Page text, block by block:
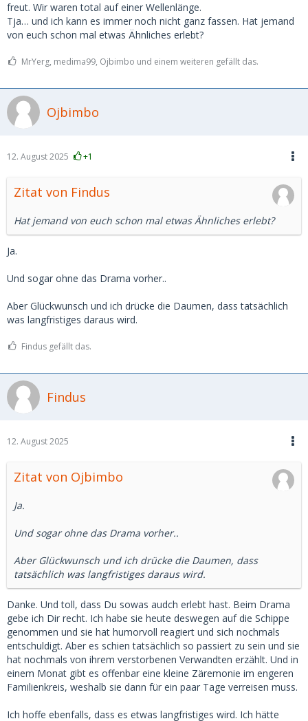
freut. Wir waren total auf einer Wellenlänge.
Tja… und ich kann es immer noch nicht ganz fassen. Hat jemand
von euch schon mal etwas Ähnliches erlebt?
MrYerg, medima99, Ojbimbo und einem weiteren gefällt das.
Ojbimbo
12. August 2025 +1
Zitat von Findus
Hat jemand von euch schon mal etwas Ähnliches erlebt?
Ja.
Und sogar ohne das Drama vorher..
Aber Glückwunsch und ich drücke die Daumen, dass tatsächlich
was langfristiges daraus wird.
Findus gefällt das.
Findus
12. August 2025
Zitat von Ojbimbo
Ja.
Und sogar ohne das Drama vorher..
Aber Glückwunsch und ich drücke die Daumen, dass
tatsächlich was langfristiges daraus wird.
Danke. Und toll, dass Du sowas audch erlebt hast. Beim Drama
gebe ich Dir recht. Ich habe sie heute deswegen auf die Schippe
genommen und sie hat humorvoll reagiert und sich nochmals
entschuldigt. Aber es schien tatsächlich so passiert zu sein und sie
hat nochmals von ihrem verstorbenen Verwandten erzählt. Und in
einem Monat gibt es offenbar eine kleine Zäremonie im engeren
Familienkreis, weshalb sie dann für ein paar Tage verreisen muss.
Ich hoffe ebenfalls, dass es etwas langfristiges wird. Ich hätte